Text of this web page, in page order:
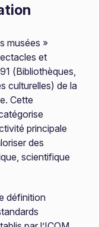
musées »
et
(Bibliothèques,
culturelles) de la
Cette
principale
des
scientifique
définition